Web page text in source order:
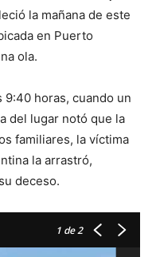
la mañana de este
en Puerto
ola.
horas, cuando un
del lugar notó que la
familiares, la víctima
la arrastró,
deceso.
1 de 2